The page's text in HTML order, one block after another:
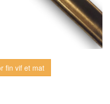
fin vif et mat